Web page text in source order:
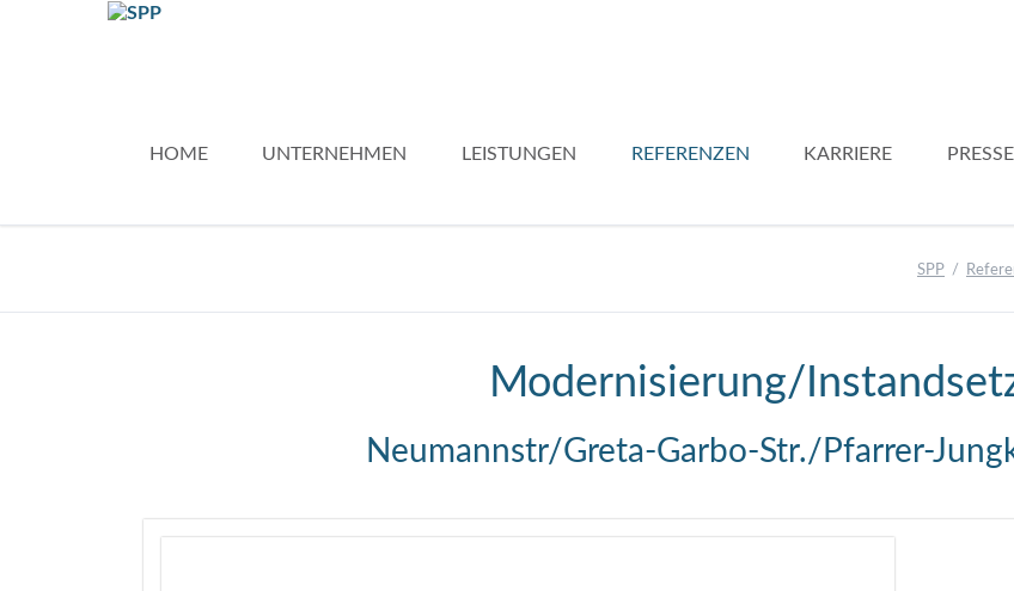
HOME UNTERNEHMEN LEISTUNGEN REFERENZEN
Dachgeschossaufbau
Balkone
Umbau Gewerbe
KARRIERE PRESSE
SPP
Modernisierung/
Neumannstr/Greta-Garbo-Str./Pfarrer-